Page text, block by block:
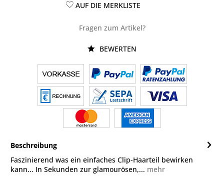
AUF DIE MERKLISTE
Fragen zum Artikel?
BEWERTEN
Beschreibung
Faszinierend was ein einfaches Clip-Haarteil bewirken
kann... In Sekunden zur glamourösen,... mehr